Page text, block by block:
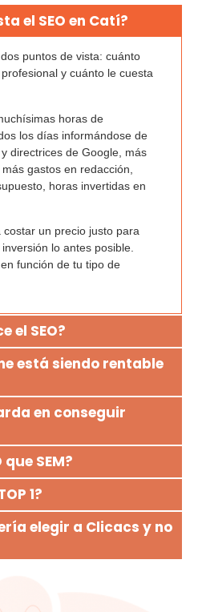
el SEO en Catí?
puntos de vista: cuánto
y cuánto le cuesta
horas de
los días informándose de
directrices de Google, más
gastos en redacción,
horas invertidas en
un precio justo para
lo antes posible.
función de tu tipo de
el SEO?
está siendo rentable
en conseguir
que SEM?
1?
elegir a Clicacs y no